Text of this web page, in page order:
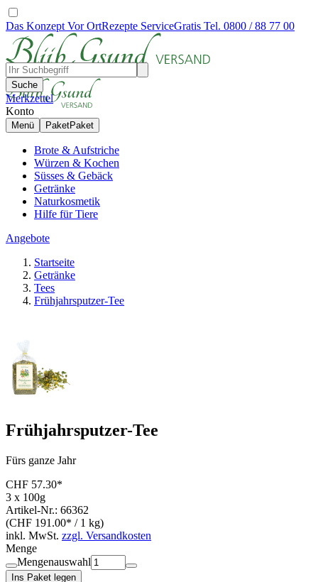
Das Konzept Vor OrtRezepte ServiceGratis Tel. 0800 / 88 77 00
Suche
Merkzettel
Konto
Menü PaketPaket
Brote & Aufstriche
Würzen & Kochen
Süsses & Gebäck
Getränke
Naturkosmetik
Hilfe für Tiere
Angebote
Startseite
Getränke
Tees
Frühjahrsputzer-Tee
Frühjahrsputzer-Tee
Fürs ganze Jahr
CHF 57.30*
3 x 100g
Artikel-Nr.: 66362
(CHF 191.00* / 1 kg)
inkl. MwSt. zzgl. Versandkosten
Menge
Mengenauswahl
Ins Paket legen